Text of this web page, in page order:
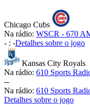
Chicago Cubs
Na rádio: WSCR - 670
- : -Detalhes sobre o jogo
Kansas City Royals
Na rádio: 610 Sports
--
Na rádio: 610 Sports
Detalhes sobre o jogo